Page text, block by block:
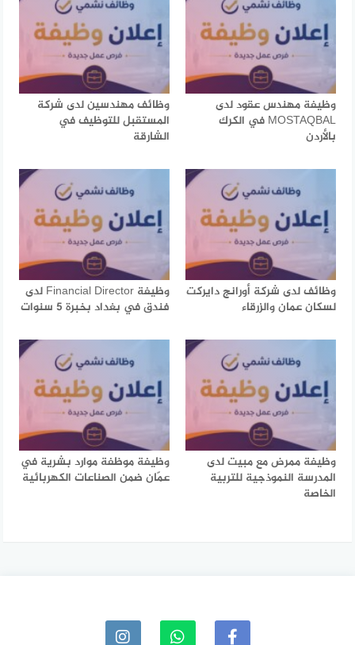
وظيفة مهندس عقود لدى
MOSTAQBAL في الكرك
بالأردن
وظائف مهندسين لدى شركة
المستقبل للتوظيف في
الشارقة
وظائف لدى شركة أورانج دايركت
لسكان عمان والزرقاء
وظيفة Financial Director لدى
فندق في بغداد بخبرة 5 سنوات
وظيفة ممرض مع مبيت لدى
المدرسة النموذجية للتربية
الخاصة
وظيفة موظفة موارد بشرية في
عمّان ضمن الصناعات الكهربائية